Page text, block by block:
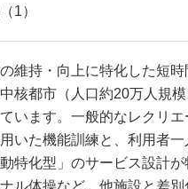
1）
維持・向上に特化した短
核都市（人口約20万人規
います。一般的なレクリ
いた機能訓練と、利用者
特化型」のサービス設計
ル体操など、他施設と差